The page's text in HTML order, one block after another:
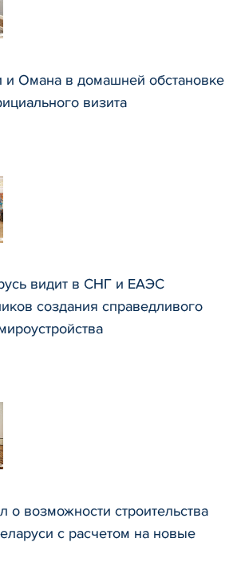
Омана в домашней обстановке
визита
видит в СНГ и ЕАЭС
создания справедливого
о возможности строительства
с расчетом на новые